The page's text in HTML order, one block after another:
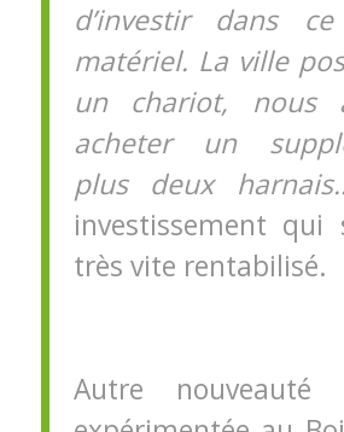
d’investir dans
matériel. La ville
un chariot, nous
acheter un
plus deux
investissement qui
très vite rentabilisé.
Autre